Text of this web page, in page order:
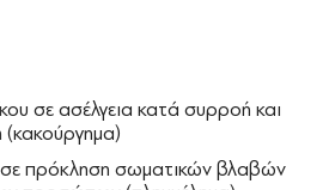
σε ασέλγεια κατά συρροή και
(κακούργημα)
σε πρόκληση σωματικών βλαβών